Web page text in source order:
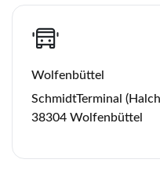
Wolfenbüttel
SchmidtTerminal
38304 Wolfenbüttel